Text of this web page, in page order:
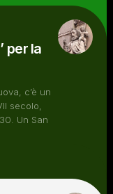
per la
c’è un
secolo,
Un San